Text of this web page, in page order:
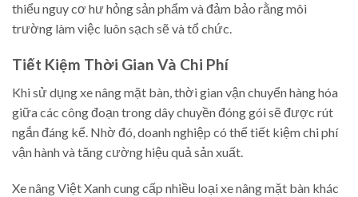
thiểu nguy cơ hư hỏng sản phẩm và đảm bảo rằng môi
trường làm việc luôn sạch sẽ và tổ chức.
Tiết Kiệm Thời Gian Và Chi Phí
Khi sử dụng xe nâng mặt bàn, thời gian vận chuyển hàng hóa
giữa các công đoạn trong dây chuyền đóng gói sẽ được rút
ngắn đáng kể. Nhờ đó, doanh nghiệp có thể tiết kiệm chi phí
vận hành và tăng cường hiệu quả sản xuất.
Xe nâng Việt Xanh cung cấp nhiều loại xe nâng mặt bàn khác